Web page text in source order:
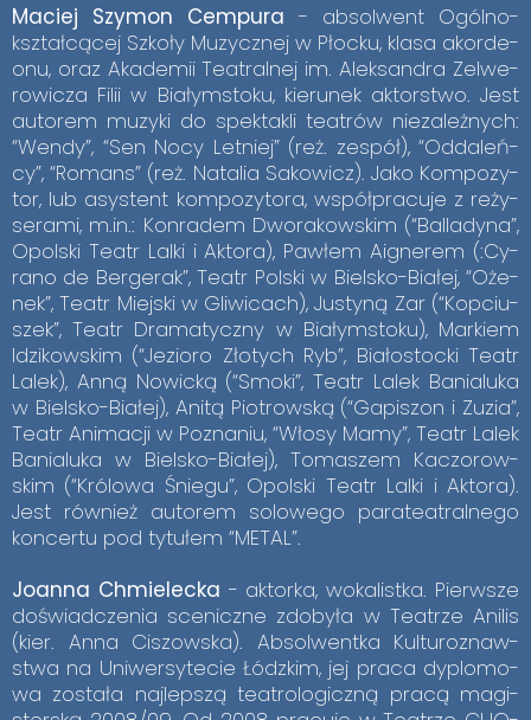
Ma­ciej Szy­mon Cem­pu­ra - ab­sol­went Ogól­no­
kształ­cą­cej Szko­ły Mu­zycz­nej w Płoc­ku, kla­sa akor­de­
onu, oraz Aka­de­mii Te­atral­nej im. Alek­san­dra Ze­lwe­
ro­wi­cza Fi­lii w Bia­łym­sto­ku, kie­ru­nek ak­tor­stwo. Jest
au­to­rem mu­zy­ki do spek­ta­kli te­atrów nie­za­leż­nych:
“Wen­dy”, “Sen Nocy Let­niej” (reż. ze­spół), “Od­da­leń­
cy”, “Ro­mans” (reż. Na­ta­lia Sa­ko­wicz). Jako Kom­po­zy­
tor, lub asy­stent kom­po­zy­to­ra, współ­pra­cu­je z re­ży­
se­ra­mi, m.in.: Kon­ra­dem Dwo­ra­kow­skim (“Bal­la­dy­na”,
Opol­ski Te­atr Lal­ki i Ak­to­ra), Paw­łem Aigne­rem (:Cy­
ra­no de Ber­ge­rak”, Te­atr Pol­ski w Biel­sko-Bia­łej, “Oże­
nek”, Te­atr Miej­ski w Gli­wi­cach), Ju­sty­ną Zar (“Kop­ciu­
szek”, Te­atr Dra­ma­tycz­ny w Bia­łym­sto­ku), Mar­kiem
Idzi­kow­skim (“Je­zio­ro Zło­tych Ryb”, Bia­ło­stoc­ki Te­atr
La­lek), Anną No­wic­ką (“Smo­ki”, Te­atr La­lek Ba­nia­lu­ka
w Biel­sko-Bia­łej), Ani­tą Pio­trow­ską (“Ga­pi­szon i Zu­zia”,
Te­atr Ani­ma­cji w Po­zna­niu, “Wło­sy Mamy”, Te­atr La­lek
Ba­nia­lu­ka w Biel­sko-Bia­łej), To­ma­szem Ka­czo­row­
skim (“Kró­lo­wa Śnie­gu”, Opol­ski Te­atr Lal­ki i Ak­to­ra).
Jest rów­nież au­to­rem so­lo­we­go pa­ra­te­atral­ne­go
kon­cer­tu pod ty­tu­łem “ME­TAL”.
Jo­an­na Chmie­lec­ka - ak­tor­ka, wo­ka­list­ka. Pierw­sze
do­świad­cze­nia sce­nicz­ne zdo­by­ła w Te­atrze Ani­lis
(kier. Anna Ci­szow­ska). Ab­sol­went­ka Kul­tu­ro­znaw­
stwa na Uni­wer­sy­te­cie Łódz­kim, jej pra­ca dy­plo­mo­
wa zo­sta­ła naj­lep­szą te­atro­lo­gicz­ną pra­cą ma­gi­